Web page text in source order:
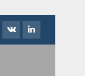
VK LinkedIn